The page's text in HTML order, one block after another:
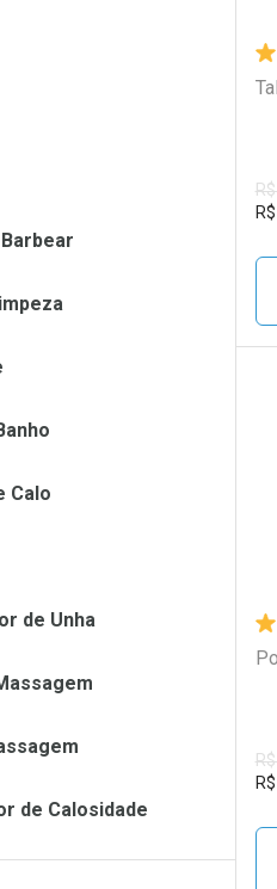
R$
R$
Calo
de Unha
de Calosidade